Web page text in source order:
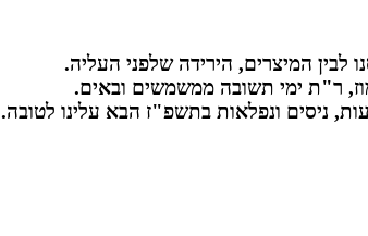
לבין המיצרים, הירידה שלפני העליה.
ר"ת ימי תשובה ממשמשים ובאים.
ניסים ונפלאות בתשפ"ז הבא עלינו לטובה.